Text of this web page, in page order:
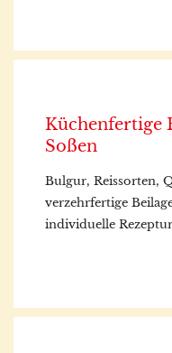
Küchenfertige
Soßen
Bulgur, Reissorten,
verzehrfertige
individuelle